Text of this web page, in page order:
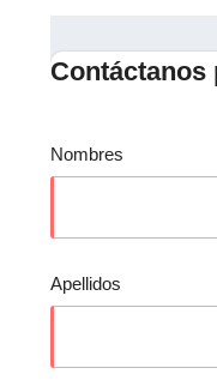
Contáctanos
Nombres
Apellidos